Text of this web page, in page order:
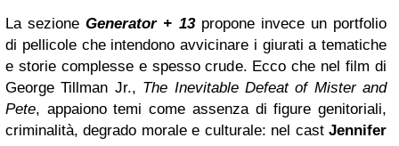
La sezioneGenerator + 13propone invece un portfolio
di pellicole che intendono avvicinare i giurati a tematiche
e storie complesse e spesso crude. Ecco che nel film di
George Tillman Jr., The Inevitable Defeat of Mister and
Pete, appaiono temi come assenza di figure genitoriali,
criminalità, degrado morale e culturale: nel cast Jennifer